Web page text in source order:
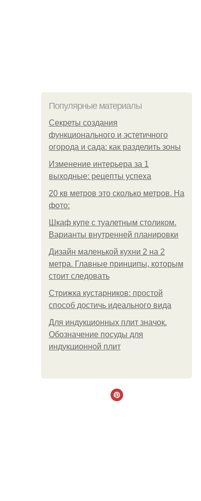
Популярные материалы
Секреты создания
функционального и эстетичного
огорода и сада: как разделить зоны
Изменение интерьера за 1
выходные: рецепты успеха
20 кв метров это сколько метров. На
фото:
Шкаф купе с туалетным столиком.
Варианты внутренней планировки
Дизайн маленькой кухни 2 на 2
метра. Главные принципы, которым
стоит следовать
Стрижка кустарников: простой
способ достичь идеального вида
Для индукционных плит значок.
Обозначение посуды для
индукционной плит